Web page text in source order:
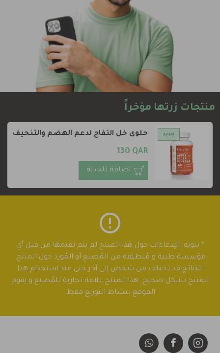
منتجات زرتها مؤخراً
جديد حلوى خل التفاح لدعم الهضم والتنحيف
130 QAR
اضافة للسلة
* تنويه: الإدعاءات حول هذا المنتج لم يتم تقيمها من قبل أي
مؤسسة طبية و مُنطلِقة من المُصنع أو المُورِد حول المنتج.
النتائج قد تختلف من شخص إلى آخر حتى عند استخدام هذا
المنتج بشكل صحيح. هذا المنتج علامة تجارية للمُصنع و يقوم
الموقع بنشاط التوزيع فقط.